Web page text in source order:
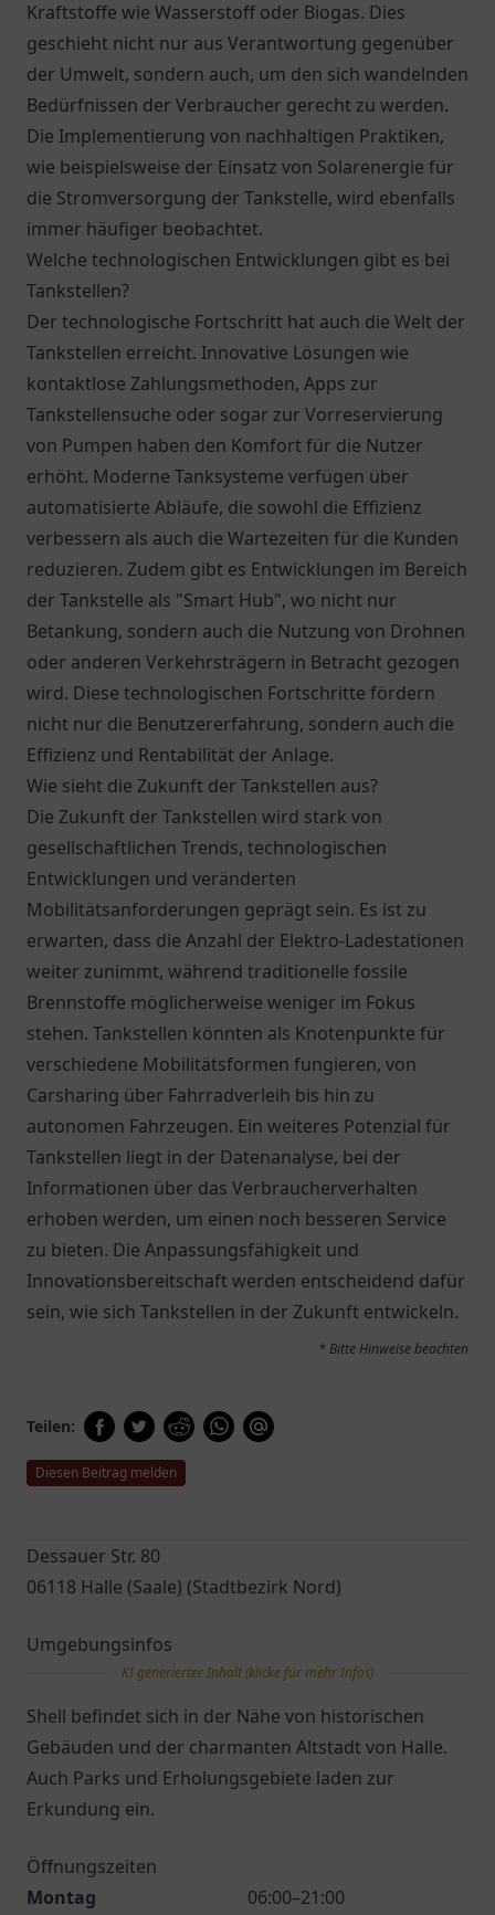
Kraftstoffe wie Wasserstoff oder Biogas. Dies
geschieht nicht nur aus Verantwortung gegenüber
der Umwelt, sondern auch, um den sich wandelnden
Bedürfnissen der Verbraucher gerecht zu werden.
Die Implementierung von nachhaltigen Praktiken,
wie beispielsweise der Einsatz von Solarenergie für
die Stromversorgung der Tankstelle, wird ebenfalls
immer häufiger beobachtet.
Welche technologischen Entwicklungen gibt es bei
Tankstellen?
Der technologische Fortschritt hat auch die Welt der
Tankstellen erreicht. Innovative Lösungen wie
kontaktlose Zahlungsmethoden, Apps zur
Tankstellensuche oder sogar zur Vorreservierung
von Pumpen haben den Komfort für die Nutzer
erhöht. Moderne Tanksysteme verfügen über
automatisierte Abläufe, die sowohl die Effizienz
verbessern als auch die Wartezeiten für die Kunden
reduzieren. Zudem gibt es Entwicklungen im Bereich
der Tankstelle als "Smart Hub", wo nicht nur
Betankung, sondern auch die Nutzung von Drohnen
oder anderen Verkehrsträgern in Betracht gezogen
wird. Diese technologischen Fortschritte fördern
nicht nur die Benutzererfahrung, sondern auch die
Effizienz und Rentabilität der Anlage.
Wie sieht die Zukunft der Tankstellen aus?
Die Zukunft der Tankstellen wird stark von
gesellschaftlichen Trends, technologischen
Entwicklungen und veränderten
Mobilitätsanforderungen geprägt sein. Es ist zu
erwarten, dass die Anzahl der Elektro-Ladestationen
weiter zunimmt, während traditionelle fossile
Brennstoffe möglicherweise weniger im Fokus
stehen. Tankstellen könnten als Knotenpunkte für
verschiedene Mobilitätsformen fungieren, von
Carsharing über Fahrradverleih bis hin zu
autonomen Fahrzeugen. Ein weiteres Potenzial für
Tankstellen liegt in der Datenanalyse, bei der
Informationen über das Verbraucherverhalten
erhoben werden, um einen noch besseren Service
zu bieten. Die Anpassungsfähigkeit und
Innovationsbereitschaft werden entscheidend dafür
sein, wie sich Tankstellen in der Zukunft entwickeln.
* Bitte Hinweise beachten
Teilen:
Diesen Beitrag melden
Dessauer Str. 80
06118 Halle (Saale) (Stadtbezirk Nord)
Umgebungsinfos
KI generierter Inhalt (klicke für mehr Infos)
Shell befindet sich in der Nähe von historischen
Gebäuden und der charmanten Altstadt von Halle.
Auch Parks und Erholungsgebiete laden zur
Erkundung ein.
Öffnungszeiten
Montag
06:00–21:00